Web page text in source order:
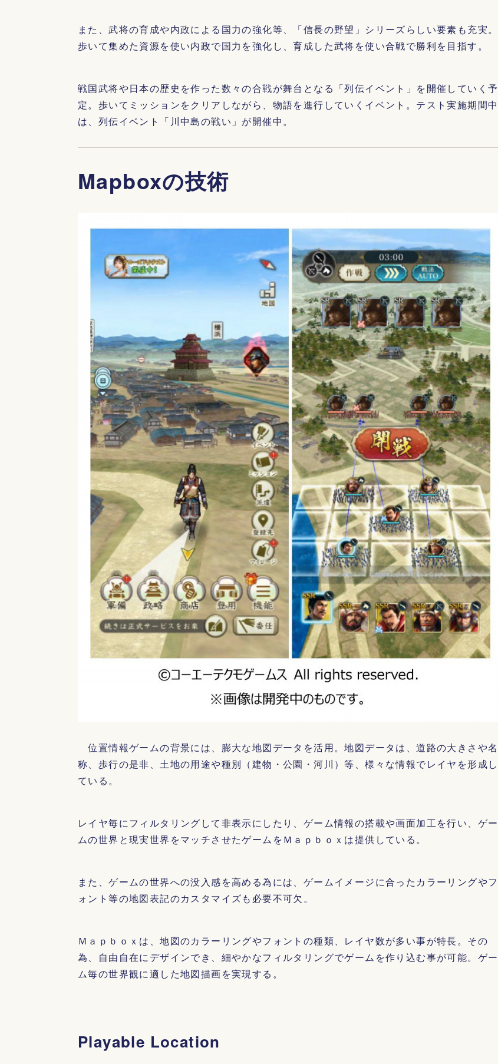
また、武将の育成や内政による国力の強化等、「信長の野望」シリーズらしい要素も充実。
歩いて集めた資源を使い内政で国力を強化し、育成した武将を使い合戦で勝利を目指す。
戦国武将や日本の歴史を作った数々の合戦が舞台となる「列伝イベント」を開催していく予
定。歩いてミッションをクリアしながら、物語を進行していくイベント。テスト実施期間中
は、列伝イベント「川中島の戦い」が開催中。
Mapboxの技術
位置情報ゲームの背景には、膨大な地図データを活用。地図データは、道路の大きさや名
称、歩行の是非、土地の用途や種別（建物・公園・河川）等、様々な情報でレイヤを形成し
ている。
レイヤ毎にフィルタリングして非表示にしたり、ゲーム情報の搭載や画面加工を行い、ゲー
ムの世界と現実世界をマッチさせたゲームをＭａｐｂｏｘは提供している。
また、ゲームの世界への没入感を高める為には、ゲームイメージに合ったカラーリングやフ
ォント等の地図表記のカスタマイズも必要不可欠。
Ｍａｐｂｏｘは、地図のカラーリングやフォントの種類、レイヤ数が多い事が特長。その
為、自由自在にデザインでき、細やかなフィルタリングでゲームを作り込む事が可能。ゲー
ム毎の世界観に適した地図描画を実現する。
Playable Location